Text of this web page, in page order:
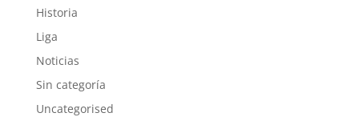
Historia
Liga
Noticias
Sin categoría
Uncategorised